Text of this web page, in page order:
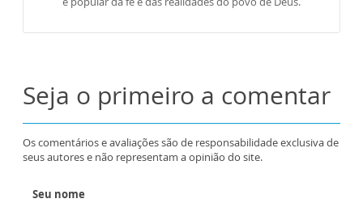
Seja o primeiro a comentar
Os comentários e avaliações são de responsabilidade exclusiva de
seus autores e não representam a opinião do site.
Seu nome